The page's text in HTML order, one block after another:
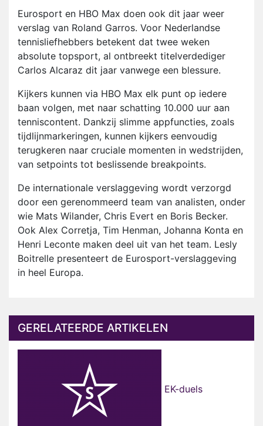
Eurosport en HBO Max doen ook dit jaar weer
verslag van Roland Garros. Voor Nederlandse
tennisliefhebbers betekent dat twee weken
absolute topsport, al ontbreekt titelverdediger
Carlos Alcaraz dit jaar vanwege een blessure.
Kijkers kunnen via HBO Max elk punt op iedere
baan volgen, met naar schatting 10.000 uur aan
tenniscontent. Dankzij slimme appfuncties, zoals
tijdlijnmarkeringen, kunnen kijkers eenvoudig
terugkeren naar cruciale momenten in wedstrijden,
van setpoints tot beslissende breakpoints.
De internationale verslaggeving wordt verzorgd
door een gerenommeerd team van analisten, onder
wie Mats Wilander, Chris Evert en Boris Becker.
Ook Alex Corretja, Tim Henman, Johanna Konta en
Henri Leconte maken deel uit van het team. Lesly
Boitrelle presenteert de Eurosport-verslaggeving
in heel Europa.
GERELATEERDE ARTIKELEN
EK-duels